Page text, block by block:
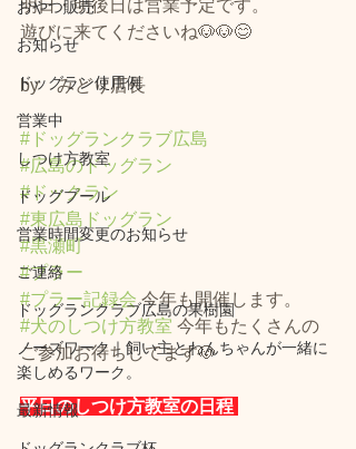
おやつ販売
お知らせ
ドッグラン使用例
営業中
しつけ方教室
ドッグプール
営業時間変更のお知らせ
ご連絡
ドッグランクラブ広島の果樹園
ノーズワーク｜飼い主とわんちゃんが一緒に
楽しめるワーク。
最新情報
明日・明後日は営業予定です。
遊びに来てくださいね🐶🐶😊
by　みどり店長
#ドッグランクラブ広島
#広島のドッグラン
#ドックラン
#東広島ドッグラン
#黒瀬町
#プラー
#プラー記録会 今年も開催します。
#犬のしつけ方教室 今年もたくさんの
ご参加お待ちしてます🐶
平日のしつけ方教室の日程